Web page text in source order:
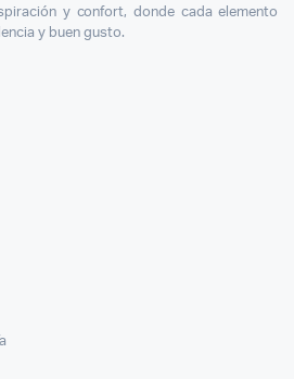
y confort, donde cada elemento
y buen gusto.